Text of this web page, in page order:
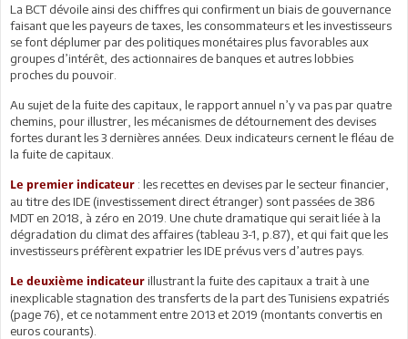
La BCT dévoile ainsi des chiffres qui confirment un biais de gouvernance
faisant que les payeurs de taxes, les consommateurs et les investisseurs
se font déplumer par des politiques monétaires plus favorables aux
groupes d’intérêt, des actionnaires de banques et autres lobbies
proches du pouvoir.
Au sujet de la fuite des capitaux, le rapport annuel n’y va pas par quatre
chemins, pour illustrer, les mécanismes de détournement des devises
fortes durant les 3 dernières années. Deux indicateurs cernent le fléau de
la fuite de capitaux.
Le premier indicateur : les recettes en devises par le secteur financier,
au titre des IDE (investissement direct étranger) sont passées de 386
MDT en 2018, à zéro en 2019. Une chute dramatique qui serait liée à la
dégradation du climat des affaires (tableau 3-1, p.87), et qui fait que les
investisseurs préfèrent expatrier les IDE prévus vers d’autres pays.
Le deuxième indicateur illustrant la fuite des capitaux a trait à une
inexplicable stagnation des transferts de la part des Tunisiens expatriés
(page 76), et ce notamment entre 2013 et 2019 (montants convertis en
euros courants).